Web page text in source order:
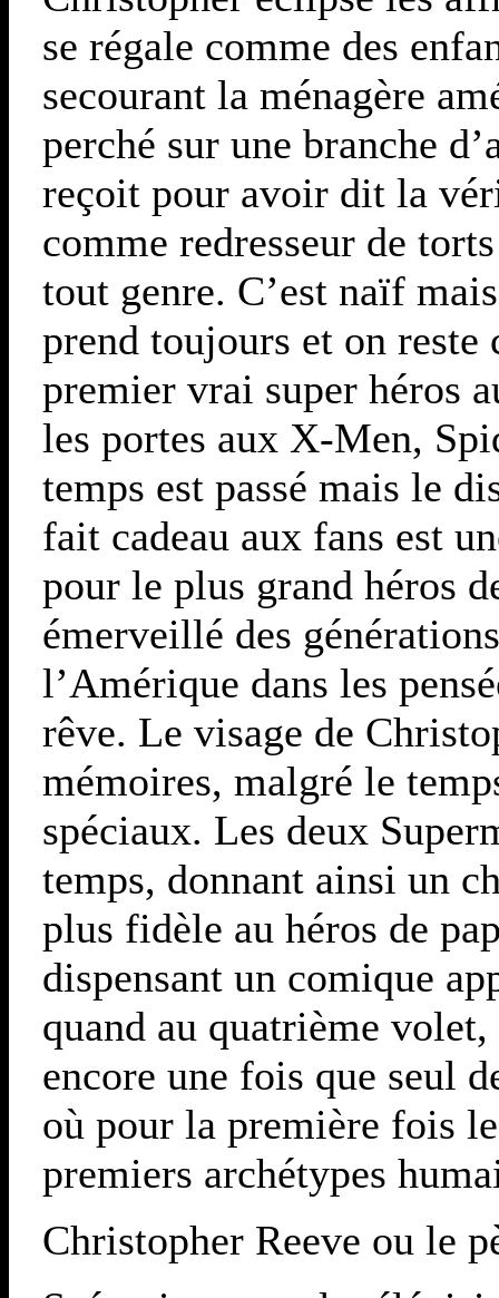
se régale comme des
secourant la ménagère
perché sur une branche
reçoit pour avoir dit la
comme redresseur de
tout genre. C’est naïf
prend toujours et on reste
premier vrai super héros
les portes aux X-Men,
temps est passé mais le
fait cadeau aux fans est
pour le plus grand héros
émerveillé des
l’Amérique dans les
rêve. Le visage de
mémoires, malgré le
spéciaux. Les deux
temps, donnant ainsi un
plus fidèle au héros de
dispensant un comique
quand au quatrième
encore une fois que seul
où pour la première fois
premiers archétypes
Christopher Reeve ou le